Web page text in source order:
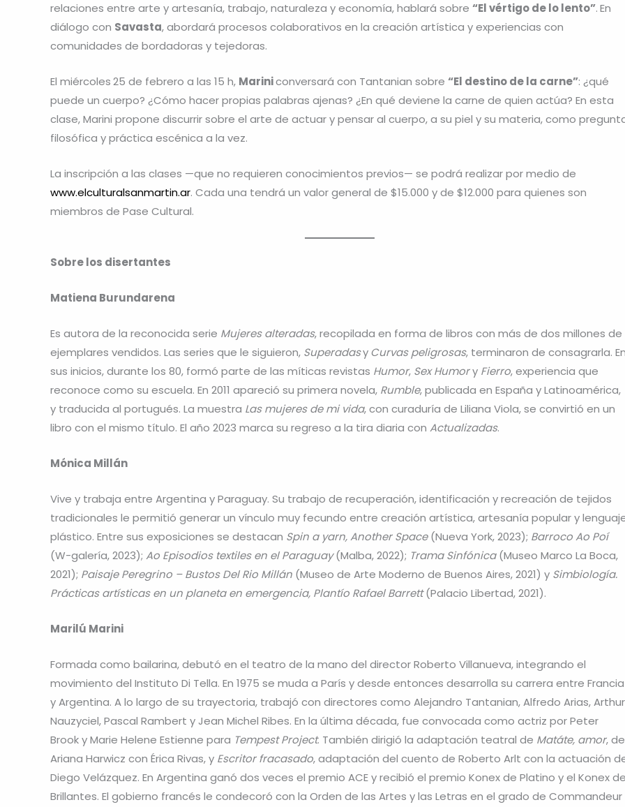
relaciones entre arte y artesanía, trabajo, naturaleza y economía, hablará sobre “El vértigo de lo lento”.En
diálogo con Savasta, abordará procesos colaborativos en la creación artística y experiencias con
comunidades de bordadoras y tejedoras.
El miércoles25 de febrero a las 15 h, Mariniconversará con Tantanian sobre “El destino de la carne”: ¿qué
puede un cuerpo? ¿Cómo hacer propias palabras ajenas? ¿En qué deviene la carne de quien actúa? En esta
clase, Marini propone discurrir sobre el arte de actuar y pensar al cuerpo, a su piel y su materia, como
filosófica y práctica escénica a la vez.
La inscripción a las clases —que no requieren conocimientos previos— se podrá realizar por medio de
www.elculturalsanmartin.ar. Cada una tendrá un valor general de $15.000 y de $12.000 para quienes son
miembros de Pase Cultural.
Sobre los disertantes
Matiena Burundarena
Es autora de la reconocida serie Mujeres alteradas, recopilada en forma de libros con más de dos millones de
ejemplares vendidos. Las series que le siguieron, SuperadasyCurvas peligrosas, terminaron de consagrarla.
sus inicios, durante los 80, formó parte de las míticas revistas Humor, Sex Humory Fierro, experiencia que
reconoce como su escuela. En 2011 apareció su primera novela, Rumble, publicada en España y Latinoamérica,
y traducida al portugués. La muestra Las mujeres de mi vida, con curaduría de Liliana Viola, se convirtió en un
libro con el mismo título. El año 2023 marca su regreso a la tira diaria con Actualizadas.
Mónica Millán
Vive y trabaja entre Argentina y Paraguay. Su trabajo de recuperación, identificación y recreación de tejidos
tradicionales le permitió generar un vínculo muy fecundo entre creación artística, artesanía popular y
plástico. Entre sus exposiciones se destacan Spin a yarn, Another Space(Nueva York, 2023); Barroco Ao Poí
(W-galería, 2023); Ao Episodios textiles en el Paraguay(Malba, 2022); Trama Sinfónica(Museo Marco La Boca,
2021); Paisaje Peregrino – Bustos Del Rio Millán (Museo de Arte Moderno de Buenos Aires, 2021) y Simbiología.
Prácticas artísticas en un planeta en emergencia, Plantío Rafael Barrett(Palacio Libertad, 2021).
Marilú Marini
Formada como bailarina, debutó en el teatro de la mano del director Roberto Villanueva, integrando el
movimiento del Instituto Di Tella. En 1975 se muda a París y desde entonces desarrolla su carrera entre Francia
y Argentina. A lo largo de su trayectoria, trabajó con directores como Alejandro Tantanian, Alfredo Arias, Arthur
Nauzyciel, Pascal Rambert y Jean Michel Ribes. En la última década, fue convocada como actriz por Peter
Brook y Marie Helene Estienne para Tempest Project. También dirigió la adaptación teatral de Matáte, amor, de
Ariana Harwicz con Érica Rivas, y Escritor fracasado, adaptación del cuento de Roberto Arlt con la actuación
Diego Velázquez. En Argentina ganó dos veces el premio ACE y recibió el premio Konex de Platino y el Konex
Brillantes. El gobierno francés le condecoró con la Orden de las Artes y las Letras en el grado de Commandeur